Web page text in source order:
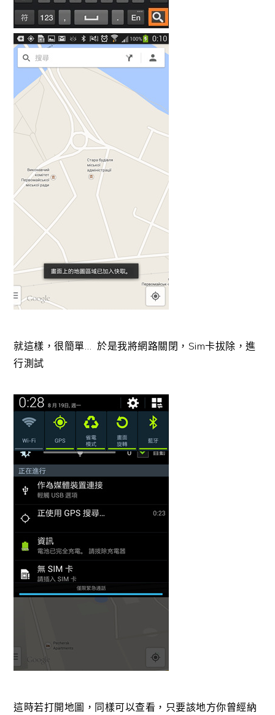
就這樣，很簡單… 於是我將網路關閉，Sim卡拔除，進
行測試
這時若打開地圖，同樣可以查看，只要該地方你曾經納